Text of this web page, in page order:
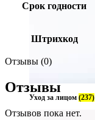
Уход за лицом (237)
Срок годности
Штрихкод
Отзывы (0)
Отзывы
Отзывов пока нет.